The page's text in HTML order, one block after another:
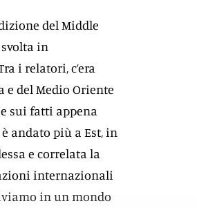
del Middle
svolta in
i relatori, c’era
e del Medio Oriente
sui fatti appena
andato più a Est, in
e correlata la
internazionali
in un mondo